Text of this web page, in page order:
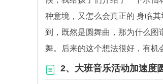
种意境，又怎么会真正的 身临
到，既然是圆舞曲，那为什么图
舞。后来的这个想法很好，有机
2、大班音乐活动加速度